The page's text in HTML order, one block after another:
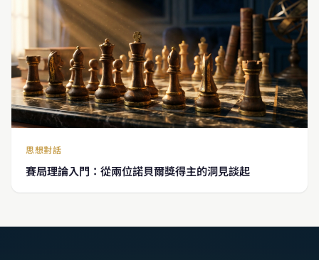
思想對話
賽局理論入門：從兩位諾貝爾獎得主的洞見談起